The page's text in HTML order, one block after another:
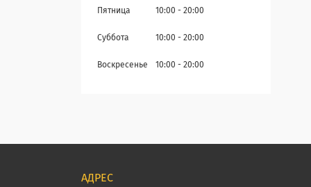
Пятница 10:00 20:00
Суббота 10:00 20:00
Воскресенье 10:00 20:00